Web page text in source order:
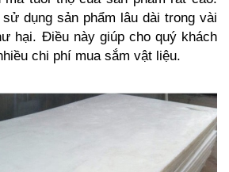
dụng sản phẩm lâu dài trong vài
hại. Điều này giúp cho quý khách
chi phí mua sắm vật liệu.